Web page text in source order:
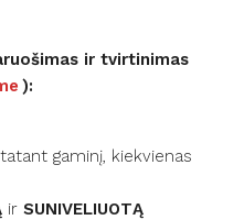
ir tvirtinimas
):
gaminį, kiekvienas
ir SUNIVELIUOTĄ